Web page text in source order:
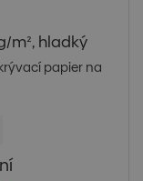
m², hladký
papier na